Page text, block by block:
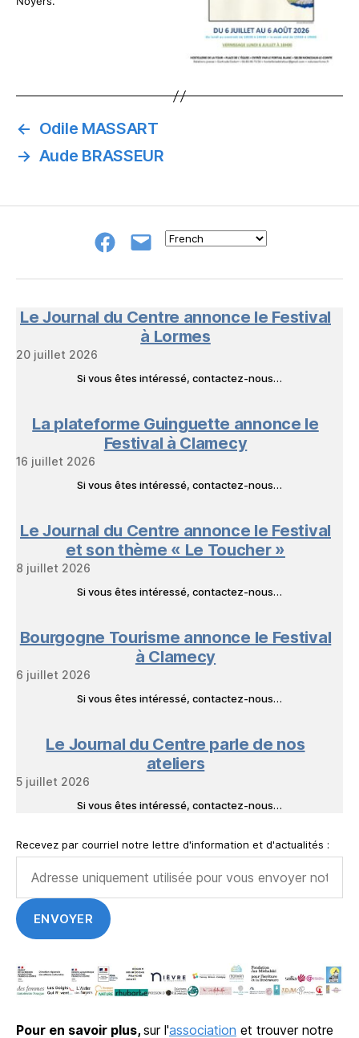
← Odile MASSART
→ Aude BRASSEUR
Groupe
NeL
E-
à
Livres
Le Journal du Centre annonce le Festival
à Lormes
20 juillet 2026
Si vous êtes intéressé, contactez-nous…
La plateforme Guinguette annonce le
Festival à Clamecy
16 juillet 2026
Si vous êtes intéressé, contactez-nous…
Le Journal du Centre annonce le Festival
et son thème « Le Toucher »
8 juillet 2026
Si vous êtes intéressé, contactez-nous…
Bourgogne Tourisme annonce le Festival
à Clamecy
6 juillet 2026
Si vous êtes intéressé, contactez-nous…
Le Journal du Centre parle de nos
ateliers
5 juillet 2026
Si vous êtes intéressé, contactez-nous…
Recevez par courriel notre lettre d'information et d'actualités :
Pour en savoir plus, sur l'association et trouver notre